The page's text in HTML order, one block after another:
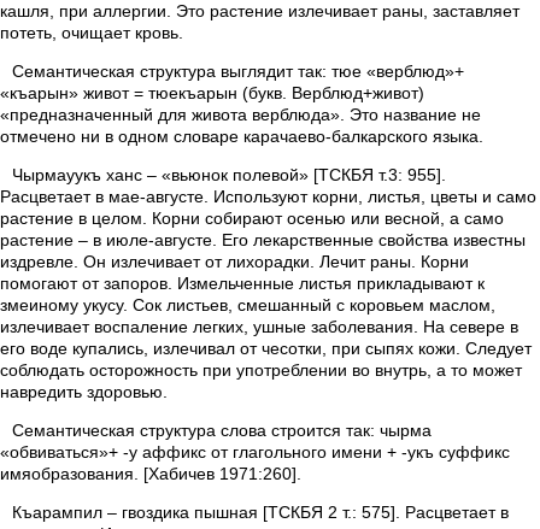
кашля, при аллергии. Это растение излечивает раны, заставляет
потеть, очищает кровь.
Семантическая структура выглядит так: тюе «верблюд»+
«къарын» живот = тюекъарын (букв. Верблюд+живот)
«предназначенный для живота верблюда». Это название не
отмечено ни в одном словаре карачаево-балкарского языка.
Чырмауукъ ханс – «вьюнок полевой» [ТСКБЯ т.3: 955].
Расцветает в мае-августе. Используют корни, листья, цветы и само
растение в целом. Корни собирают осенью или весной, а само
растение – в июле-августе. Его лекарственные свойства известны
издревле. Он излечивает от лихорадки. Лечит раны. Корни
помогают от запоров. Измельченные листья прикладывают к
змеиному укусу. Сок листьев, смешанный с коровьем маслом,
излечивает воспаление легких, ушные заболевания. На севере в
его воде купались, излечивал от чесотки, при сыпях кожи. Следует
соблюдать осторожность при употреблении во внутрь, а то может
навредить здоровью.
Семантическая структура слова строится так: чырма
«обвиваться»+ -у аффикс от глагольного имени + -укъ суффикс
имяобразования. [Хабичев 1971:260].
Къарампил – гвоздика пышная [ТСКБЯ 2 т.: 575]. Расцветает в